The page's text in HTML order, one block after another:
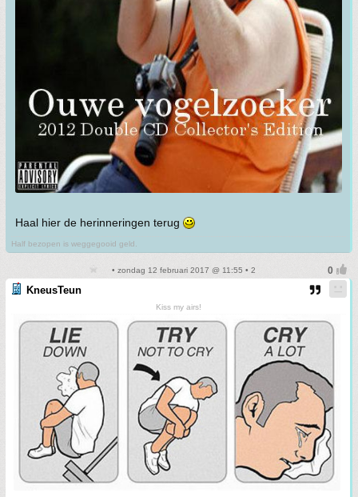
Haal hier de herinneringen terug
Half bezopen is weggegooid geld.
• zondag 12 februari 2017 @ 11:55 • 2
KneusTeun
Kiss my airs!